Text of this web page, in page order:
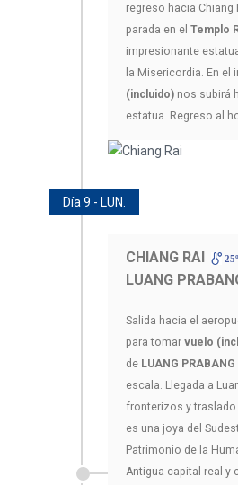
regreso hacia Chiang
parada en el Templo
impresionante
la Misericordia. En el
(incluido) nos subirá
estatua. Regreso al
Día 9 - LUN.
CHIANG RAI
LUANG
Salida hacia el
para tomar vuelo
de LUANG PRABANG
escala. Llegada a
fronterizos y traslado
es una joya del
Patrimonio de la
Antigua capital real y